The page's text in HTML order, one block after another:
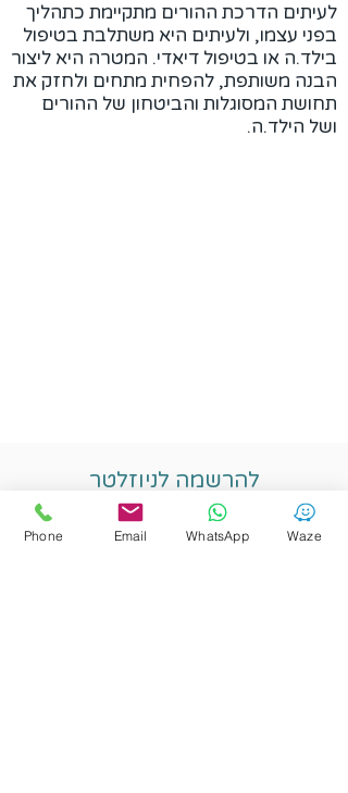
לעיתים הדרכת ההורים מתקיימת כתהליך
בפני עצמו, ולעיתים היא משתלבת בטיפול
בילד.ה או בטיפול דיאדי. המטרה היא ליצור
הבנה משותפת, להפחית מתחים ולחזק את
תחושת המסוגלות והביטחון של ההורים
ושל הילד.ה.
להרשמה לניוזלטר
Phone Email WhatsApp Waze